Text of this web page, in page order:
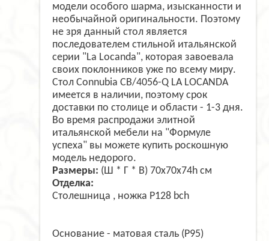
модели особого шарма, изысканности и
необычайной оригинальности. Поэтому
не зря данный стол является
последователем стильной итальянской
серии "La Locanda", которая завоевала
своих поклонников уже по всему миру.
Стол Connubia CB/4056-Q LA LOCANDA
имеется в наличии, поэтому срок
доставки по столице и области - 1-3 дня.
Во время распродажи элитной
итальянской мебели на "Формуле
успеха" вы можете купить роскошную
модель недорого.
Размеры: (Ш * Г * В) 70x70x74h см
Отделка:
Столешница , ножка P128 bch
Основание - матовая сталь (P95)